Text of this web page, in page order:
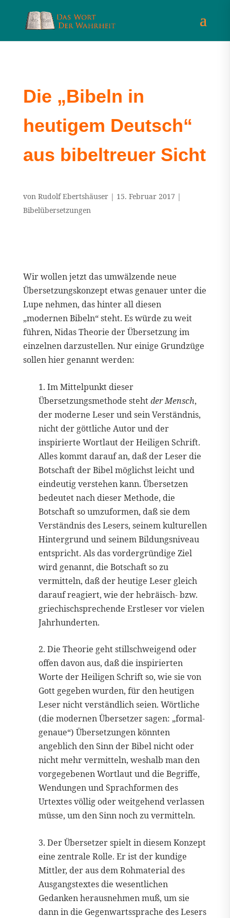
Die „Bibeln in
heutigem Deutsch“
aus bibeltreuer Sicht
von Rudolf Ebertshäuser| 15. Februar 2017 |
Bibelübersetzungen
Wir wollen jetzt das umwälzende neue
Übersetzungskonzept etwas genauer unter die
Lupe nehmen, das hinter all diesen
„modernen Bibeln“ steht. Es würde zu weit
führen, Nidas Theorie der Übersetzung im
einzelnen darzustellen. Nur einige Grundzüge
sollen hier genannt werden:
1. Im Mittelpunkt dieser
Übersetzungsmethode stehtder Mensch,
der moderne Leser und sein Verständnis,
nicht der göttliche Autor und der
inspirierte Wortlaut der Heiligen Schrift.
Alles kommt darauf an, daß der Leser die
Botschaft der Bibel möglichst leicht und
eindeutig verstehen kann. Übersetzen
bedeutet nach dieser Methode, die
Botschaft so umzuformen, daß sie dem
Verständnis des Lesers, seinem kulturellen
Hintergrund und seinem Bildungsniveau
entspricht. Als das vordergründige Ziel
wird genannt, die Botschaft so zu
vermitteln, daß der heutige Leser gleich
darauf reagiert, wie der hebräisch- bzw.
griechischsprechende Erstleser vor vielen
Jahrhunderten.
2. Die Theorie geht stillschweigend oder
offen davon aus, daß die inspirierten
Worte der Heiligen Schrift so, wie sie von
Gott gegeben wurden, für den heutigen
Leser nicht verständlich seien. Wörtliche
(die modernen Übersetzer sagen: „formal-
genaue“) Übersetzungen könnten
angeblich den Sinn der Bibel nicht oder
nicht mehr vermitteln, weshalb man den
vorgegebenen Wortlaut und die Begriffe,
Wendungen und Sprachformen des
Urtextes völlig oder weitgehend verlassen
müsse, um den Sinn noch zu vermitteln.
3. Der Übersetzer spielt in diesem Konzept
eine zentrale Rolle. Er ist der kundige
Mittler, der aus dem Rohmaterial des
Ausgangstextes die wesentlichen
Gedanken herausnehmen muß, um sie
dann in die Gegenwartssprache des Lesers